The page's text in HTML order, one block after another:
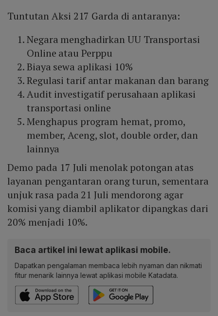
Tuntutan Aksi 217 Garda di antaranya:
Negara menghadirkan UU Transportasi
Online atau Perppu
Biaya sewa aplikasi 10%
Regulasi tarif antar makanan dan barang
Audit investigatif perusahaan aplikasi
transportasi online
Menghapus program hemat, promo,
member, Aceng, slot, double order, dan
lainnya
Demo pada 17 Juli menolak potongan atas
layanan pengantaran orang turun, sementara
unjuk rasa pada 21 Juli mendorong agar
komisi yang diambil aplikator dipangkas dari
20% menjadi 10%.
Baca artikel ini lewat aplikasi mobile.
Dapatkan pengalaman membaca lebih nyaman dan nikmati
fitur menarik lainnya lewat aplikasi mobile Katadata.